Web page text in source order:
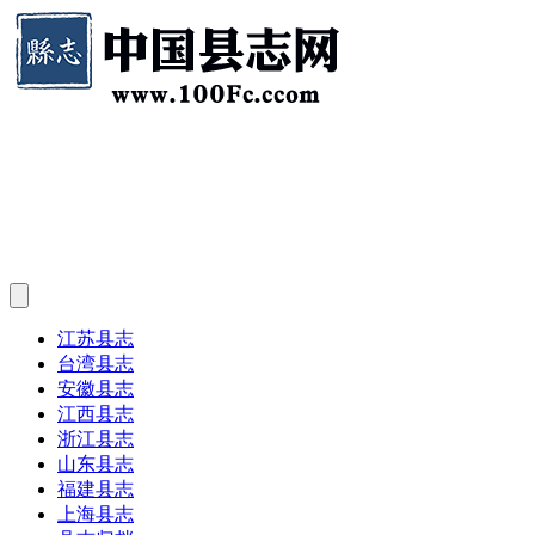
江苏县志
台湾县志
安徽县志
江西县志
浙江县志
山东县志
福建县志
上海县志